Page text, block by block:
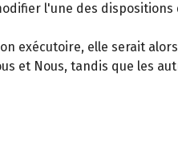
l'une des dispositions
exécutoire, elle serait
Nous, tandis que les